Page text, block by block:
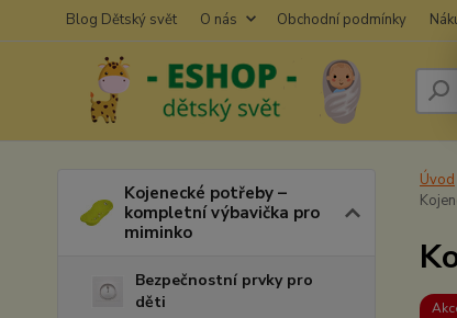
Blog Dětský svět O nás Obchodní podmínky
Kojenecké potřeby –
kompletní výbavička pro
miminko
Bezpečnostní prvky pro
děti
Úvod